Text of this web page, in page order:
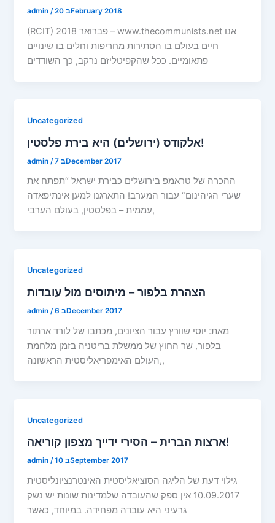
admin/ 20 בFebruary 2018
(RCIT) פברואר 2018 – www.thecommunists.net אנו
חיים בעולם בו הסתירות מחריפות וחלים בו שינויים
פתאומיים. ככל שהקפיטליזם נרקב, כך השודדים
Uncategorized
אלקודס (ירושלים) היא בירת פלסטין!
admin / 7 בDecember 2017
ההכרה של טראמפ בירושלים כבירת ישראל “תפתח את
שערי הגיהינום” עבור המערב! התארגנו למען אינתיפאדה
עממית – בפלסטין, בעולם הערבי,
Uncategorized
הצהרת בלפור – מיתוסים מול עובדות
admin/ 6 בDecember 2017
מאת: יוסי שוורץ עבור הציונים, מכתבו של לורד ארתור
בלפור, שר החוץ של ממשלת בריטניה בזמן מלחמת
העולם האימפריאליסטית הראשונה,,
Uncategorized
ארצות הברית – הסירי ידייך מצפון קוריאה!
admin/ 10 בSeptember 2017
גילוי דעת של הליגה הסוציאליסטית האינטרנציונליסטית
10.09.2017 אין ספק שהעובדה שלמדינות שונות יש נשק
גרעיני היא עובדה מפחידה. במיוחד, כאשר